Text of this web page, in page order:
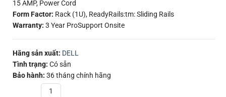
15 AMP, Power Cord
Form Factor: Rack (1U), ReadyRails:tm: Sliding Rails
Warranty: 3 Year ProSupport Onsite
Hãng sản xuất: DELL
Tình trạng: Có sẵn
Bảo hành: 36 tháng chính hãng